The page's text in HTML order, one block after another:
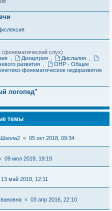
(фонематический слух)
Дизартрия Дислалия
развития
ОНР - Общее
фонематическое недоразвитие
логопед"
темы
« 05 окт 2018, 09:34
09 июл 2018, 19:19
13 май 2018, 12:11
« 03 апр 2016, 22:10